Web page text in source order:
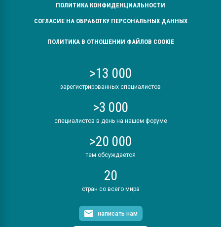
ПОЛИТИКА КОНФИДЕНЦИАЛЬНОСТИ
СОГЛАСИЕ НА ОБРАБОТКУ ПЕРСОНАЛЬНЫХ ДАННЫХ
ПОЛИТИКА В ОТНОШЕНИИ ФАЙЛОВ COOKIE
>13 000
зарегистрированных специалистов
>3 000
специалистов в день на нашем форуме
>20 000
тем обсуждается
20
стран со всего мира
написать нам